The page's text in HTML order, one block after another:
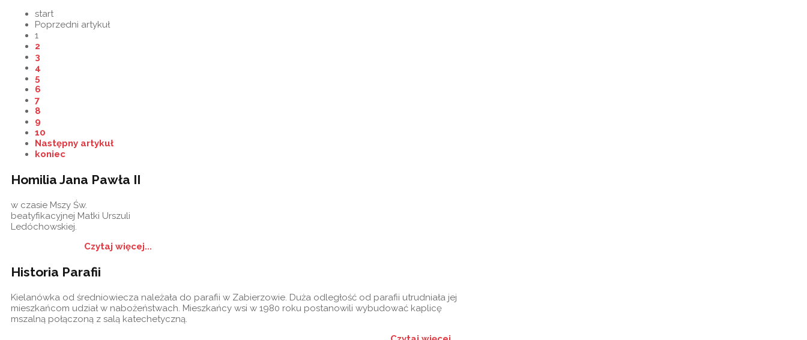
start
Poprzedni artykuł
1
2
3
4
5
6
7
8
9
10
Następny artykuł
koniec
Homilia Jana Pawła II
w czasie Mszy Św.
beatyfikacyjnej Matki Urszuli
Ledóchowskiej.
Czytaj więcej...
Historia Parafii
Kielanówka od średniowiecza należała do parafii w Zabierzowie. Duża odległość od parafii utrudniała jej
mieszkańcom udział w nabożeństwach. Mieszkańcy wsi w 1980 roku postanowili wybudować kaplicę
mszalną połączoną z salą katechetyczną.